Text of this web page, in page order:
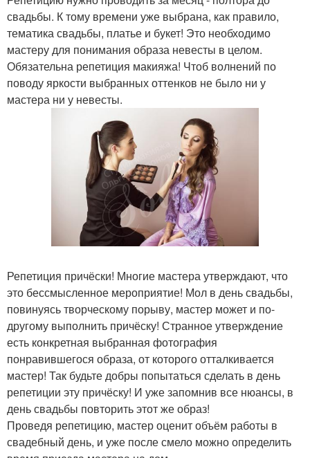
свадьбы. К тому времени уже выбрана, как правило,
тематика свадьбы, платье и букет! Это необходимо
мастеру для понимания образа невесты в целом.
Обязательна репетиция макияжа! Чтоб волнений по
поводу яркости выбранных оттенков не было ни у
мастера ни у невесты.
Репетиция причёски! Многие мастера утверждают, что
это бессмысленное мероприятие! Мол в день свадьбы,
повинуясь творческому порыву, мастер может и по-
другому выполнить причёску! Странное утверждение
есть конкретная выбранная фотография
понравившегося образа, от которого отталкивается
мастер! Так будьте добры попытаться сделать в день
репетиции эту причёску! И уже запомнив все нюансы, в
день свадьбы повторить этот же образ!
Проведя репетицию, мастер оценит объём работы в
свадебный день, и уже после смело можно определить